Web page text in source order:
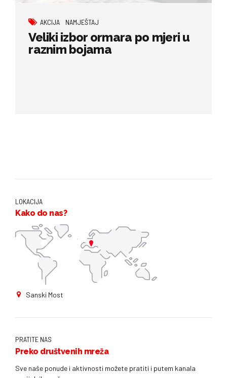
AKCIJA NAMJEŠTAJ
Veliki izbor ormara po mjeri u
raznim bojama
LOKACIJA
Kako do nas?
Sanski Most
PRATITE NAS
Preko društvenih mreža
Sve naše ponude i aktivnosti možete pratiti i putem kanala